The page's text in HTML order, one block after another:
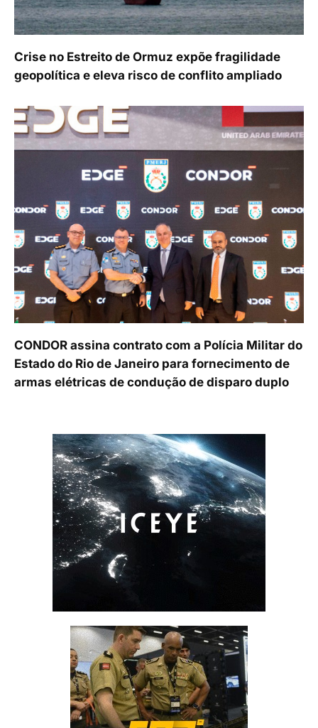
Crise no Estreito de Ormuz expõe fragilidade
geopolítica e eleva risco de conflito ampliado
CONDOR assina contrato com a Polícia Militar do
Estado do Rio de Janeiro para fornecimento de
armas elétricas de condução de disparo duplo